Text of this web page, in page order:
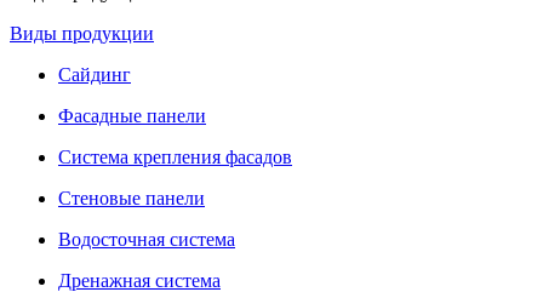
Виды продукции
Сайдинг
Фасадные панели
Система крепления фасадов
Стеновые панели
Водосточная система
Дренажная система